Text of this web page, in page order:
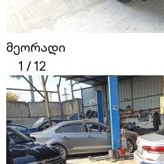
მეორადი
1 /12